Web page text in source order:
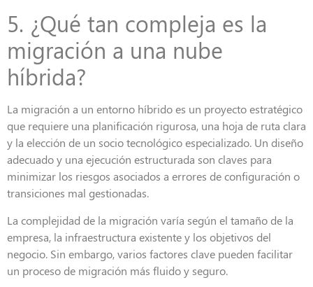
5. ¿Qué tan compleja es la
migración a una nube
híbrida?
La migración a un entorno híbrido es un proyecto estratégico
que requiere una planificación rigurosa, una hoja de ruta clara
y la elección de un socio tecnológico especializado. Un diseño
adecuado y una ejecución estructurada son claves para
minimizar los riesgos asociados a errores de configuración o
transiciones mal gestionadas.
La complejidad de la migración varía según el tamaño de la
empresa, la infraestructura existente y los objetivos del
negocio. Sin embargo, varios factores clave pueden facilitar
un proceso de migración más fluido y seguro.